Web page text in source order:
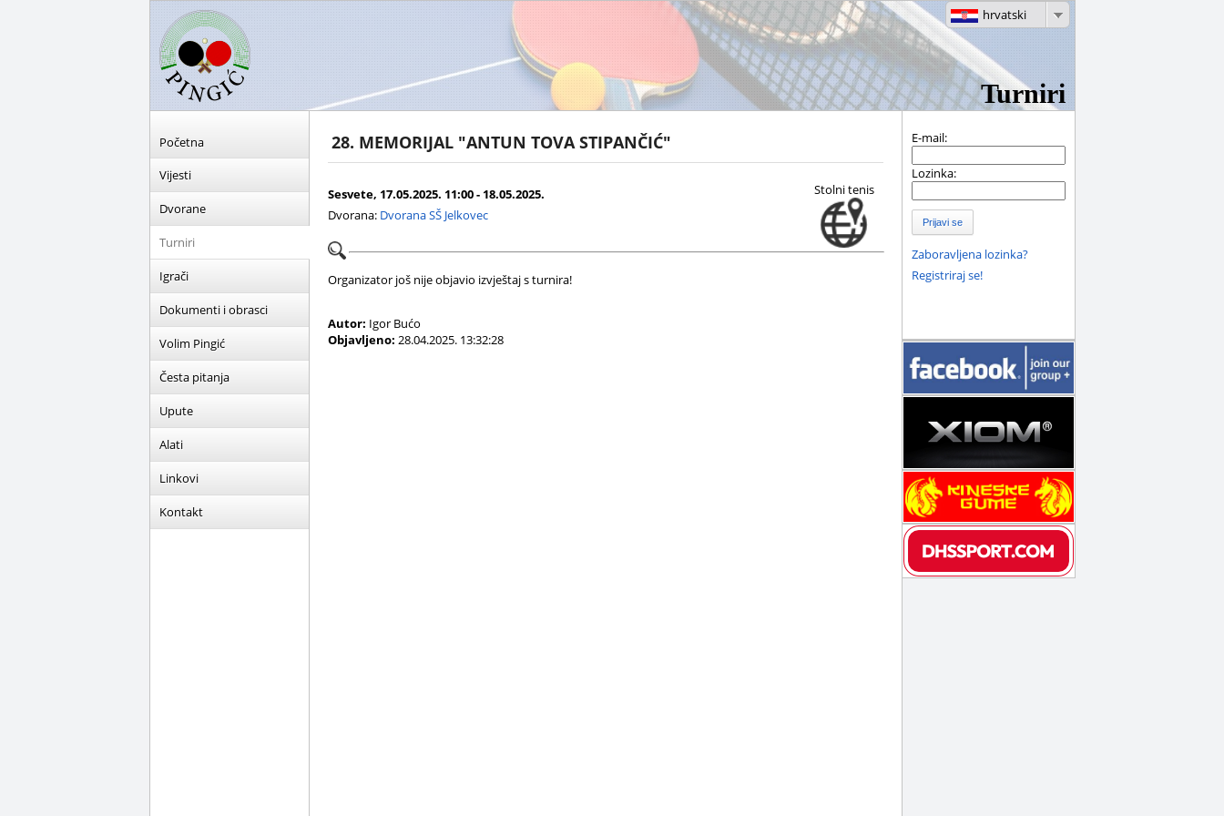
Turniri
hrvatski
Početna
Vijesti
Dvorane
Turniri
Igrači
Dokumenti i obrasci
Volim Pingić
Česta pitanja
Upute
Alati
Linkovi
Kontakt
28. MEMORIJAL "ANTUN TOVA STIPANČIĆ"
Sesvete, 17.05.2025. 11:00 - 18.05.2025.
Dvorana: Dvorana SŠ Jelkovec
Stolni tenis
Organizator još nije objavio izvještaj s turnira!
Autor: Igor Bućo
Objavljeno: 28.04.2025. 13:32:28
E-mail:
Lozinka:
Prijavi se
Zaboravljena lozinka?
Registriraj se!